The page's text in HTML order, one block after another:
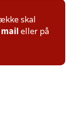
skal
mail eller på